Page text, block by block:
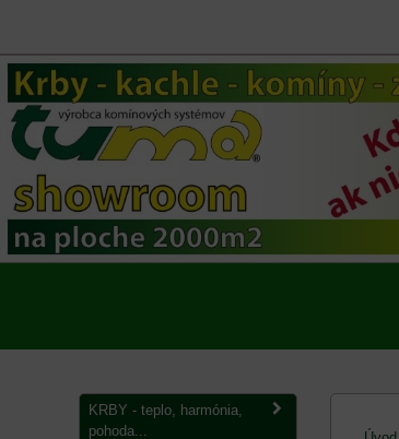
KRBY - teplo, harmónia,
pohoda...